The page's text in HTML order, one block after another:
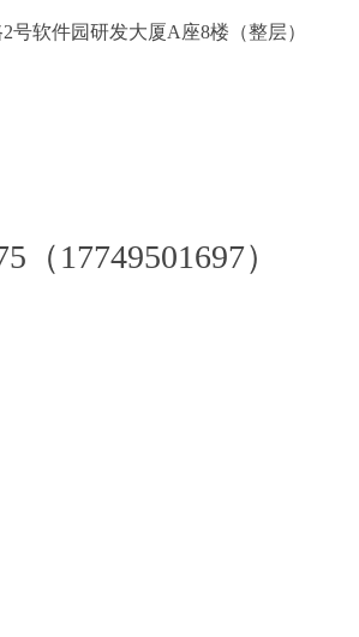
号软件园研发大厦A座8楼（整层）
（17749501697）